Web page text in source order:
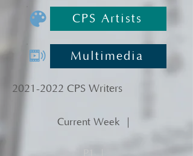
CPS Artists
Multimedia
2021-2022 CPS Writers
Current Week ｜